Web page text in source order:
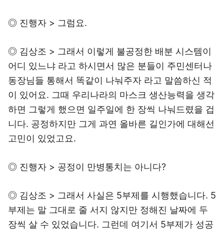
◎ 진행자 > 그럼요.
◎ 김상조 > 그래서 이렇게 불공정한 배분 시스템이
어디 있느냐 라고 하시면서 많은 분들이 주민센터나
동장님들 통해서 똑같이 나눠주자 라고 말씀하신 적
이 있어요. 그때 우리나라의 마스크 생산능력을 생각
하면 그렇게 했으면 일주일에 한 장씩 나눠드렸을 겁
니다. 공정하지만 그게 과연 올바른 길인가에 대해선
고민이 있었고요.
◎ 진행자 > 공정이 만병통치는 아니다?
◎ 김상조 > 그래서 사실은 5부제를 시행했습니다. 5
부제는 말 그대로 줄 서지 않지만 정해진 날짜에 두
장씩 살 수 있었습니다. 그런데 여기서 5부제가 성공